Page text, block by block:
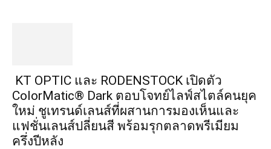
KT OPTIC และ RODENSTOCK เปิดตัว
ColorMatic® Dark ตอบโจทย์ไลฟ์สไตล์คนยุค
ใหม่ ชูเทรนด์เลนส์ที่ผสานการมองเห็นและ
แฟชั่นเลนส์ปลี่ยนสี พร้อมรุกตลาดพรีเมียม
ครึ่งปีหลัง